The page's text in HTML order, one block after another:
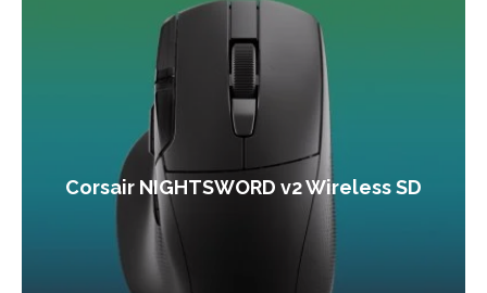
Corsair NIGHTSWORD v2 Wireless SD